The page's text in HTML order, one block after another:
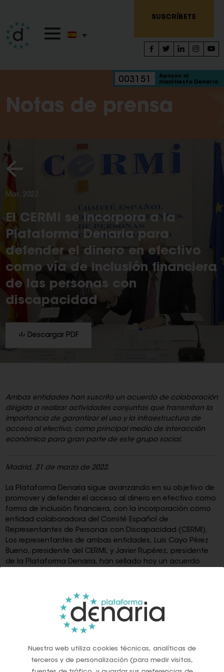
SUSCRÍBETE
003151
Apoyos al
manifiesto Denaria
Notas de prensa
Mar, 2022
El CERMI se incorpora a la
Plataforma Denaria para
defender el dinero en efectivo
como vía de inclusión financiera
de las personas con
discapacidad
Descargar PDF
Ambas entidades han suscrito un acuerdo de colaboración
dirigido a realizar actividades conjuntas que transmitan la
importancia de garantizar el uso y la infraestructura de
acceso al efectivo, como principal medio de interacción
económica para gran parte de este grupo social.
Madrid, 21 de marzo de 2022.
La Plataforma Denaria sigue avanzando en su objetivo de
promover y defender el acceso al dinero en efectivo como
forma de inclusión financiera, con la incorporación como
entidad colaboradora del Comité Español de
Representantes de Personas con Discapacidad (CERMI).
Los representantes de ambas entidades, Luis Cayo Pérez
Bueno, presidente del CERMI, y Javier Rupérez, presidente
de la Plataforma Denaria, han sellado hoy un acuerdo
De este modo, mediante el convenio, las dos asociaciones
se comprometen a trabajar conjuntamente para trasladar
a la sociedad y a las instituciones la importancia del uso y
acceso al dinero en efectivo, como principal medio de
interacción económica para buena parte de las personas
con discapacidad y, por lo tanto, su carácter como
herramienta fundamental para favorecer la inclusión
Nuestra web utiliza cookies técnicas, analíticas de
terceros y de personalización (para medir visitas,